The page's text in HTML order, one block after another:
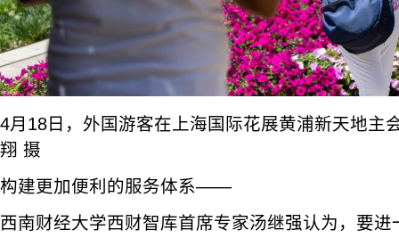
4月18日，外国游客在上海国际花展黄浦新天地主
翔 摄
构建更加便利的服务体系——
西南财经大学西财智库首席专家汤继强认为，要